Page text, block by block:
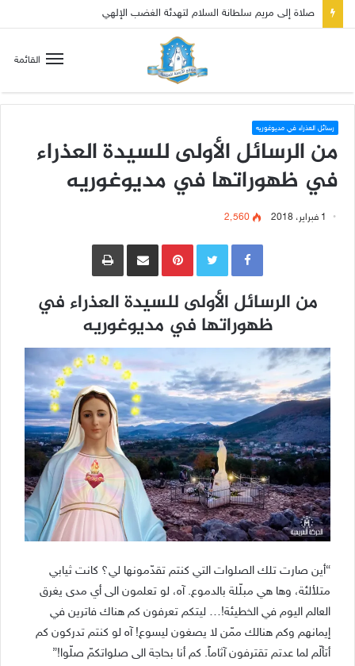
صلاة إلى مريم سلطانة السلام لتهدئة الغضب الإلهي
القائمة
رسائل العذراء في مديوغوريه
من الرسائل الأولى للسيدة العذراء
في ظهوراتها في مديوغوريه
1 فبراير، 2018 2٬560
Pinterestمشاركة عبر البريد طباعة
من الرسائل الأولى للسيدة العذراء في
ظهوراتها في مديوغوريه
“أين صارت تلك الصلوات التي كنتم تقدّمونها لي؟ كانت ثيابي
متلألئة، وها هي مبلّلة بالدموع. آه، لو تعلمون الى أي مدى يغرق
العالم اليوم في الخطيئة!… ليتكم تعرفون كم هناك فاترين في
إيمانهم وكم هنالك ممّن لا يصغون ليسوع! آه لو كنتم تدركون كم
أتألّم لما عدتم تقترفون آثاماً. كم أنا بحاجة الى صلواتكمّ صلّوا!”